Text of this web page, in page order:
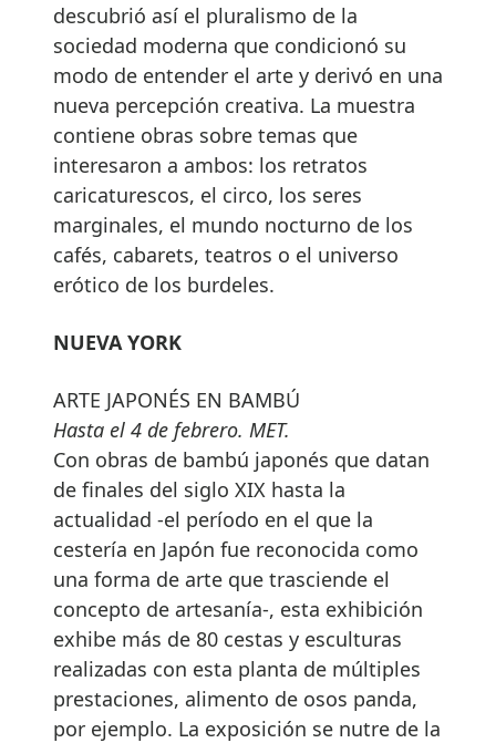
descubrió así el pluralismo de la
sociedad moderna que condicionó su
modo de entender el arte y derivó en una
nueva percepción creativa. La muestra
contiene obras sobre temas que
interesaron a ambos: los retratos
caricaturescos, el circo, los seres
marginales, el mundo nocturno de los
cafés, cabarets, teatros o el universo
erótico de los burdeles.
NUEVA YORK
ARTE JAPONÉS EN BAMBÚ
Hasta el 4 de febrero. MET.
Con obras de bambú japonés que datan
de finales del siglo XIX hasta la
actualidad -el período en el que la
cestería en Japón fue reconocida como
una forma de arte que trasciende el
concepto de artesanía-, esta exhibición
exhibe más de 80 cestas y esculturas
realizadas con esta planta de múltiples
prestaciones, alimento de osos panda,
por ejemplo. La exposición se nutre de la